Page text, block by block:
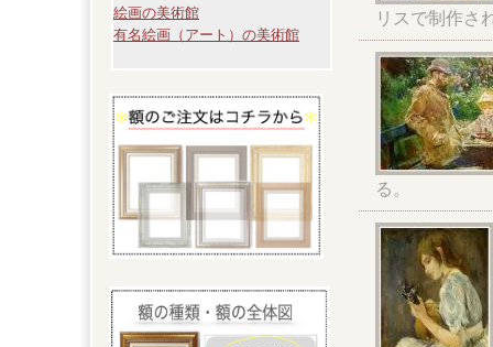
絵画の美術館
有名絵画（アート）の美術館
リスで制作さ
る。